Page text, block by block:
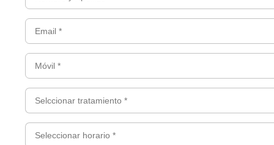
y
apellidos
*
(Obligatorio)
*
(Obligatorio)
*
(Obligatorio)
tratamiento
*
(Obligatorio)